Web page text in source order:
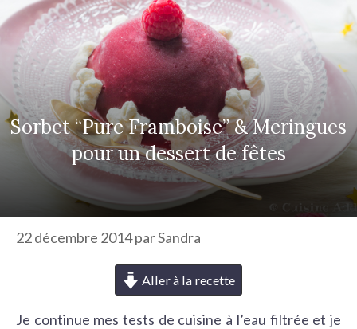
c
r
Sorbet “Pure Framboise” & Meringues
pour un dessert de fêtes
22 décembre 2014parSandra
Aller à la recette
Je continue mes tests de cuisine à l’eau filtrée et je